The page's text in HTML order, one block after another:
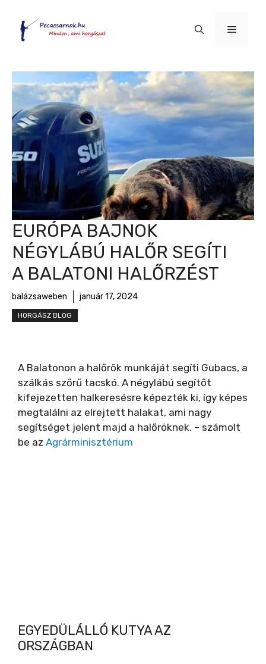
tartalomba
Menü
EURÓPA BAJNOK
NÉGYLÁBÚ HALŐR SEGÍTI
A BALATONI HALŐRZÉST
balázsaweben január 17, 2024
HORGÁSZ BLOG
A Balatonon a halőrök munkáját segíti Gubacs, a
szálkás szőrű tacskó. A négylábú segítőt
kifejezetten halkeresésre képezték ki, így képes
megtalálni az elrejtett halakat, ami nagy
segítséget jelent majd a halőröknek. – számolt
be az Agrárminisztérium
EGYEDÜLÁLLÓ KUTYA AZ
ORSZÁGBAN